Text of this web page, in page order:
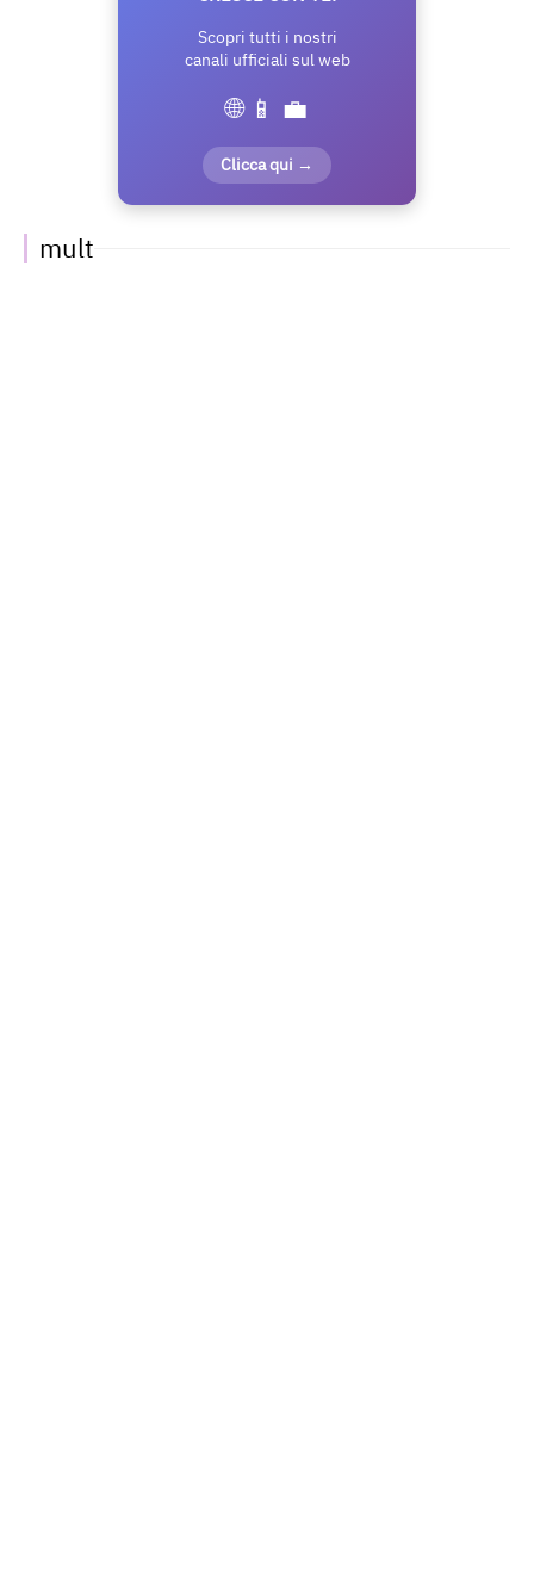
Scopri tutti i nostri
canali ufficiali sul web
🌐 📱 💼
Clicca qui →
mult